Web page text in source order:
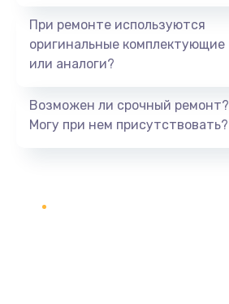
При ремонте используются
оригинальные комплектующие
или аналоги?
Возможен ли срочный ремонт?
Могу при нем присутствовать?